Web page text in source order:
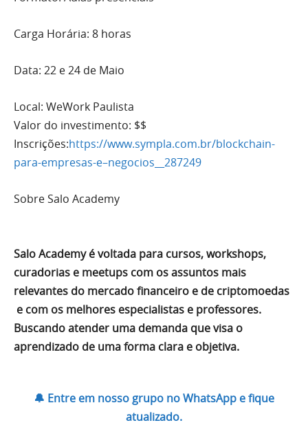
Carga Horária: 8 horas
Data: 22 e 24 de Maio
Local: WeWork Paulista
Valor do investimento: $$
Inscrições:https://www.sympla.com.br/blockchain-
para-empresas-e–negocios__287249
Sobre Salo Academy
Salo Academy é voltada para cursos, workshops,
curadorias e meetups com os assuntos mais
relevantes do mercado financeiro e de criptomoedas
e com os melhores especialistas e professores.
Buscando atender uma demanda que visa o
aprendizado de uma forma clara e objetiva.
🔔 Entre em nosso grupo no WhatsApp e fique
atualizado.